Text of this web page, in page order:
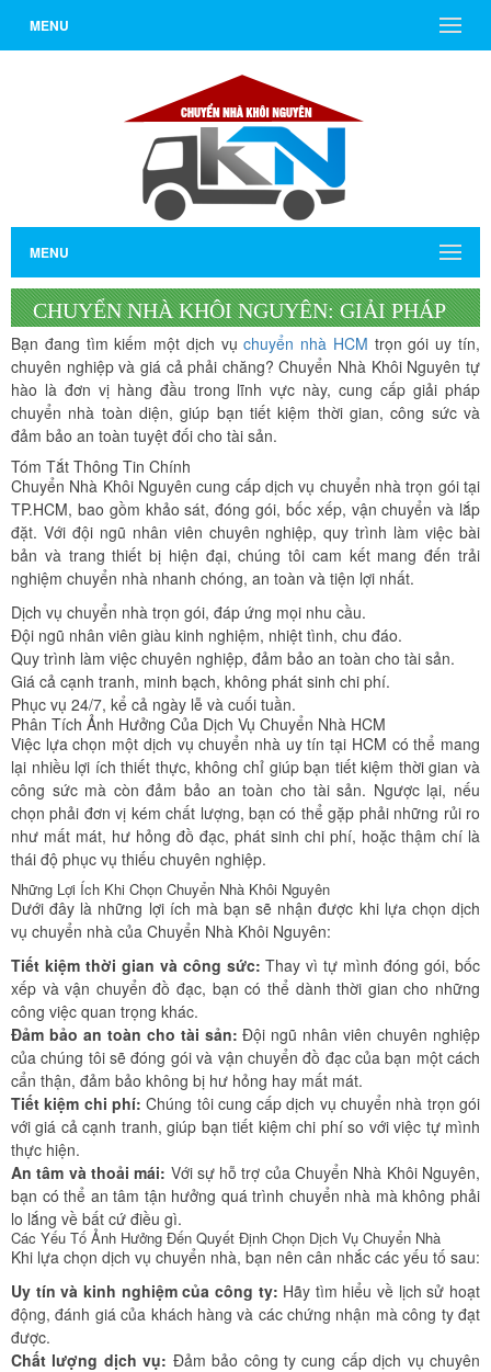
MENU
MENU
CHUYỂN NHÀ KHÔI NGUYÊN: GIẢI PHÁP
CHUYỂN NHÀ HCM TRỌN GÓI, AN TÂM
Bạn đang tìm kiếm một dịch vụchuyển nhà HCM trọn gói uy tín,
chuyên nghiệp và giá cả phải chăng? Chuyển Nhà Khôi Nguyên tự
hào là đơn vị hàng đầu trong lĩnh vực này, cung cấp giải pháp
chuyển nhà toàn diện, giúp bạn tiết kiệm thời gian, công sức và
đảm bảo an toàn tuyệt đối cho tài sản.
Tóm Tắt Thông Tin Chính
Chuyển Nhà Khôi Nguyên cung cấp dịch vụ chuyển nhà trọn gói tại
TP.HCM, bao gồm khảo sát, đóng gói, bốc xếp, vận chuyển và lắp
đặt. Với đội ngũ nhân viên chuyên nghiệp, quy trình làm việc bài
bản và trang thiết bị hiện đại, chúng tôi cam kết mang đến trải
nghiệm chuyển nhà nhanh chóng, an toàn và tiện lợi nhất.
Dịch vụ chuyển nhà trọn gói, đáp ứng mọi nhu cầu.
Đội ngũ nhân viên giàu kinh nghiệm, nhiệt tình, chu đáo.
Quy trình làm việc chuyên nghiệp, đảm bảo an toàn cho tài sản.
Giá cả cạnh tranh, minh bạch, không phát sinh chi phí.
Phục vụ 24/7, kể cả ngày lễ và cuối tuần.
Phân Tích Ảnh Hưởng Của Dịch Vụ Chuyển Nhà HCM
Việc lựa chọn một dịch vụ chuyển nhà uy tín tại HCM có thể mang
lại nhiều lợi ích thiết thực, không chỉ giúp bạn tiết kiệm thời gian và
công sức mà còn đảm bảo an toàn cho tài sản. Ngược lại, nếu
chọn phải đơn vị kém chất lượng, bạn có thể gặp phải những rủi ro
như mất mát, hư hỏng đồ đạc, phát sinh chi phí, hoặc thậm chí là
thái độ phục vụ thiếu chuyên nghiệp.
Những Lợi Ích Khi Chọn Chuyển Nhà Khôi Nguyên
Dưới đây là những lợi ích mà bạn sẽ nhận được khi lựa chọn dịch
vụ chuyển nhà của Chuyển Nhà Khôi Nguyên:
Tiết kiệm thời gian và công sức: Thay vì tự mình đóng gói, bốc
xếp và vận chuyển đồ đạc, bạn có thể dành thời gian cho những
công việc quan trọng khác.
Đảm bảo an toàn cho tài sản: Đội ngũ nhân viên chuyên nghiệp
của chúng tôi sẽ đóng gói và vận chuyển đồ đạc của bạn một cách
cẩn thận, đảm bảo không bị hư hỏng hay mất mát.
Tiết kiệm chi phí: Chúng tôi cung cấp dịch vụ chuyển nhà trọn gói
với giá cả cạnh tranh, giúp bạn tiết kiệm chi phí so với việc tự mình
thực hiện.
An tâm và thoải mái: Với sự hỗ trợ của Chuyển Nhà Khôi Nguyên,
bạn có thể an tâm tận hưởng quá trình chuyển nhà mà không phải
lo lắng về bất cứ điều gì.
Các Yếu Tố Ảnh Hưởng Đến Quyết Định Chọn Dịch Vụ Chuyển Nhà
Khi lựa chọn dịch vụ chuyển nhà, bạn nên cân nhắc các yếu tố sau:
Uy tín và kinh nghiệm của công ty: Hãy tìm hiểu về lịch sử hoạt
động, đánh giá của khách hàng và các chứng nhận mà công ty đạt
được.
Chất lượng dịch vụ: Đảm bảo công ty cung cấp dịch vụ chuyên